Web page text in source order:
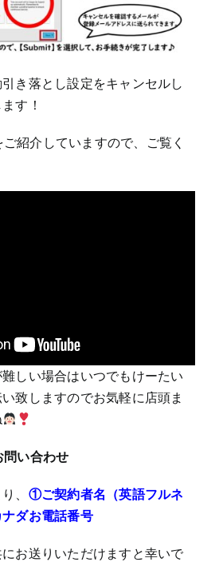
き落とし設定をキャンセルし
す！
紹介していますので、ご覧く
しい場合はいつでもけーたい
致しますのでお気軽に店頭ま
い合わせ
、 ①ご契約者名（英語フルネ
ダお電話番号
お送りいただけますと幸いで